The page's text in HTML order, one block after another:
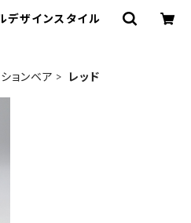
デザインスタイル
ョンベア レッド